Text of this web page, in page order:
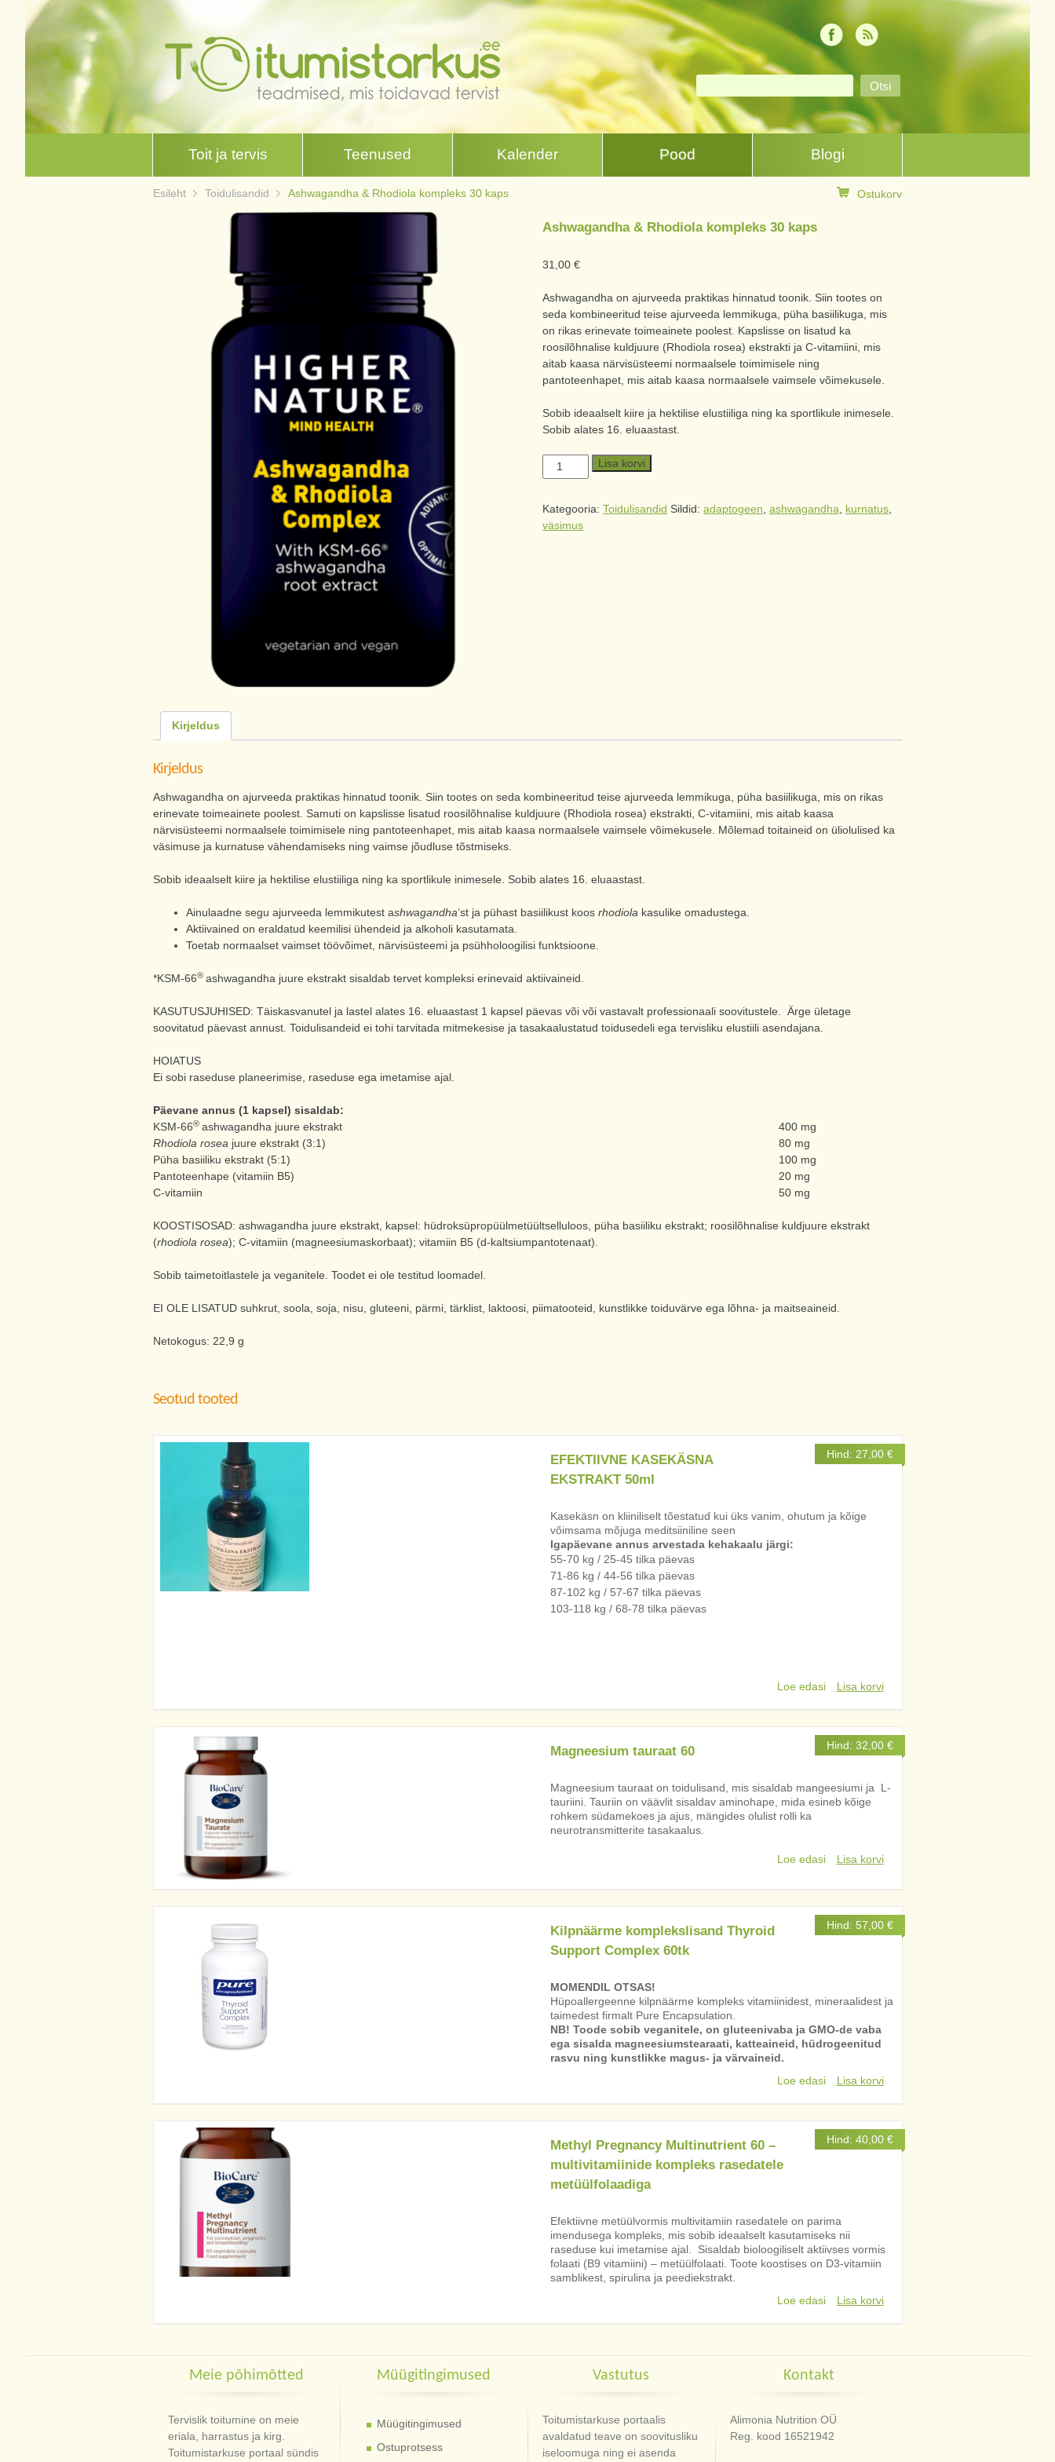
Toit ja tervis Teenused Kalender Pood Blogi
Esileht Toidulisandid Ashwagandha & Rhodiola kompleks 30 kaps Ostukorv
Ashwagandha & Rhodiola kompleks 30 kaps
31,00€
Ashwagandha on ajurveeda praktikas hinnatud toonik. Siin tootes on
seda kombineeritud teise ajurveeda lemmikuga, püha basiilikuga, mis
on rikas erinevate toimeainete poolest. Kapslisse on lisatud ka
roosilõhnalise kuldjuure (Rhodiola rosea) ekstrakti ja C-vitamiini, mis
aitab kaasa närvisüsteemi normaalsele toimimisele ning
pantoteenhapet, mis aitab kaasa normaalsele vaimsele võimekusele.
Sobib ideaalselt kiire ja hektilise elustiiliga ning ka sportlikule inimesele.
Sobib alates 16. eluaastast.
Lisa korvi
Kategooria:Toidulisandid Sildid:adaptogeen ,ashwagandha kurnatus
väsimus
Kirjeldus
Kirjeldus
Ashwagandha on ajurveeda praktikas hinnatud toonik. Siin tootes on seda kombineeritud teise ajurveeda lemmikuga, püha basiilikuga, mis on rikas
erinevate toimeainete poolest. Samuti on kapslisse lisatud roosilõhnalise kuldjuure (Rhodiola rosea) ekstrakti, C-vitamiini, mis aitab kaasa
närvisüsteemi normaalsele toimimisele ning pantoteenhapet, mis aitab kaasa normaalsele vaimsele võimekusele. Mõlemad toitaineid on üliolulised ka
väsimuse ja kurnatuse vähendamiseks ning vaimse jõudluse tõstmiseks.
Sobib ideaalselt kiire ja hektilise elustiiliga ning ka sportlikule inimesele. Sobib alates 16. eluaastast.
Ainulaadne segu ajurveeda lemmikutest ashwagandha’st ja pühast basiilikust koos rhodiolakasulike omadustega.
Aktiivained on eraldatud keemilisi ühendeid ja alkoholi kasutamata.
Toetab normaalset vaimset töövõimet, närvisüsteemi ja psühholoogilisi funktsioone.
*KSM-66® ashwagandha juure ekstrakt sisaldab tervet kompleksi erinevaid aktiivaineid.
KASUTUSJUHISED: Täiskasvanutel ja lastel alates 16. eluaastast 1 kapsel päevas või või vastavalt professionaali soovitustele. Ärge ületage
soovitatud päevast annust. Toidulisandeid ei tohi tarvitada mitmekesise ja tasakaalustatud toidusedeli ega tervisliku elustiili asendajana.
HOIATUS
Ei sobi raseduse planeerimise, raseduse ega imetamise ajal.
Päevane annus (1 kapsel) sisaldab:
KSM-66® ashwagandha juure ekstrakt
400 mg
Rhodiola rosea juure ekstrakt (3:1)
80 mg
Püha basiiliku ekstrakt (5:1)
100 mg
Pantoteenhape (vitamiin B5)
20 mg
C-vitamiin
50 mg
KOOSTISOSAD: ashwagandha juure ekstrakt, kapsel: hüdroksüpropüülmetüültselluloos, püha basiiliku ekstrakt; roosilõhnalise kuldjuure ekstrakt
(rhodiola rosea); C-vitamiin (magneesiumaskorbaat); vitamiin B5 (d-kaltsiumpantotenaat).
Sobib taimetoitlastele ja veganitele. Toodet ei ole testitud loomadel.
EI OLE LISATUD suhkrut, soola, soja, nisu, gluteeni, pärmi, tärklist, laktoosi, piimatooteid, kunstlikke toiduvärve ega lõhna- ja maitseaineid.
Netokogus: 22,9 g
Seotud tooted
EFEKTIIVNE KASEKÄSNA
EKSTRAKT 50ml
Hind: 27,00 €
Kasekäsn on kliiniliselt tõestatud kui üks vanim, ohutum ja kõige
võimsama mõjuga meditsiiniline seen
Igapäevane annus arvestada kehakaalu järgi:
55-70 kg / 25-45 tilka päevas
71-86 kg / 44-56 tilka päevas
87-102 kg / 57-67 tilka päevas
103-118 kg / 68-78 tilka päevas
Loe edasi Lisa korvi
Magneesium tauraat 60 Hind: 32,00 €
Magneesium tauraat on toidulisand, mis sisaldab mangeesiumi ja L-
tauriini. Tauriin on väävlit sisaldav aminohape, mida esineb kõige
rohkem südamekoes ja ajus, mängides olulist rolli ka
neurotransmitterite tasakaalus.
Loe edasi Lisa korvi
Kilpnäärme komplekslisand Thyroid
Support Complex 60tk
Hind: 57,00 €
MOMENDIL OTSAS!
Hüpoallergeenne kilpnäärme kompleks vitamiinidest, mineraalidest ja
taimedest firmalt Pure Encapsulation.
NB! Toode sobib veganitele, on gluteenivaba ja GMO-de vaba
ega sisalda magneesiumstearaati, katteaineid, hüdrogeenitud
rasvu ning kunstlikke magus- ja värvaineid.
Loe edasi
Lisa korvi
Methyl Pregnancy Multinutrient 60 –
multivitamiinide kompleks rasedatele
metüülfolaadiga
Hind: 40,00 €
Efektiivne metüülvormis multivitamiin rasedatele on parima
imendusega kompleks, mis sobib ideaalselt kasutamiseks nii
raseduse kui imetamise ajal. Sisaldab bioloogiliselt aktiivses vormis
folaati (B9 vitamiini) – metüülfolaati. Toote koostises on D3-vitamiin
samblikest, spirulina ja peediekstrakt.
Loe edasi
Lisa korvi
Meie põhimõtted
Tervislik toitumine on meie
eriala, harrastus ja kirg.
Toitumistarkuse portaal sündis
Müügitingimused
Müügitingimused
Ostuprotsess
Vastutus
Toitumistarkuse portaalis
avaldatud teave on soovitusliku
iseloomuga ning ei asenda
Kontakt
Alimonia Nutrition OÜ
Reg. kood 16521942